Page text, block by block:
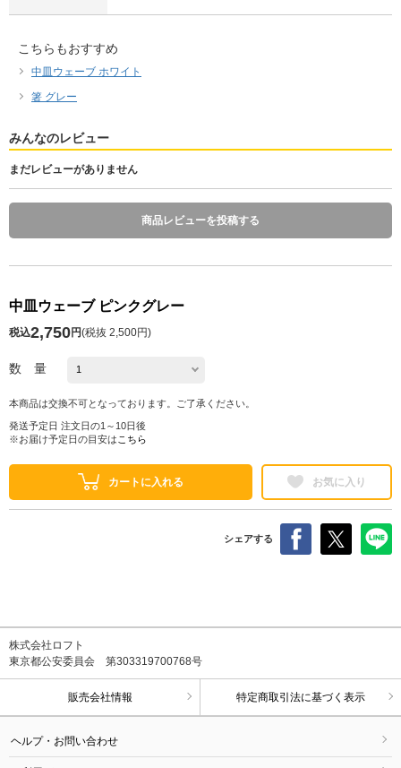
こちらもおすすめ
中皿ウェーブ ホワイト
箸 グレー
みんなのレビュー
まだレビューがありません
商品レビューを投稿する
中皿ウェーブ ピンクグレー
税込2,750円(税抜 2,500円)
数 量
本商品は交換不可となっております。ご了承ください。
発送予定日 注文日の1～10日後
※お届け予定日の目安は こちら
カートに入れる お気に入り
シェアする
株式会社ロフト
東京都公安委員会 第303319700768号
販売会社情報 特定商取引法に基づく表示
ヘルプ・お問い合わせ